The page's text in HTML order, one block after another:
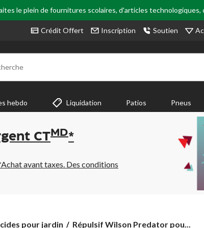
le plein de fournitures scolaires, d'articles
Crédit Offert Inscription Soutien
hebdo Liquidation Patios Pneus
CT MD*
avant taxes. Des conditions
pour jardin
Répulsif
Répulsif Wilson Predator pou...